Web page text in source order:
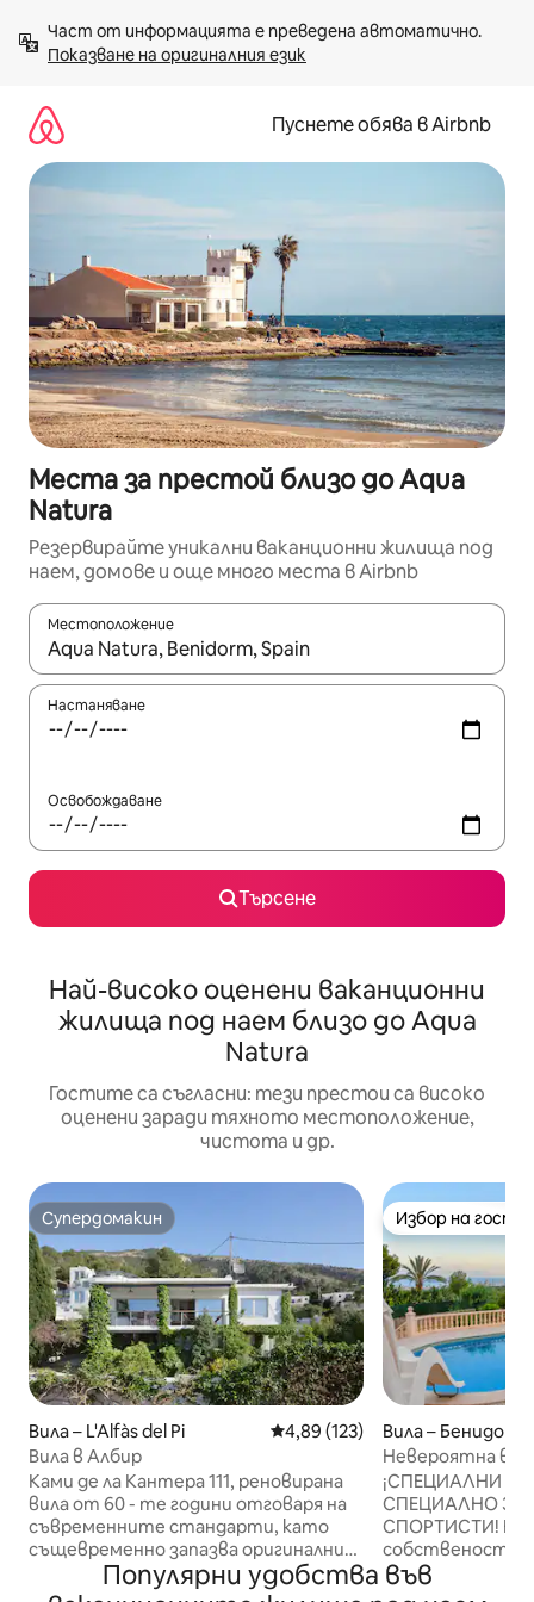
към
съдържанието
Показване на оригиналния език
Пуснете обява в Airbnb
Места за престой близо до Aqua
Natura
Резервирайте уникални ваканционни жилища под
наем, домове и още много места в Airbnb
Местоположение
Когато резултатите се покажат, използвайте
Настаняване
Освобождаване
Търсене
Най-високо оценени ваканционни
жилища под наем близо до Aqua
Natura
Гостите са съгласни: тези престои са високо
оценени заради тяхното местоположение,
чистота и др.
Супердомакин
Супердомакин
Вила – L'Alfàs del Pi Средна оценка: 4,89 от 5,
4,89 (123)
Вила в Албир
Ками де ла Кантера 111, реновирана
вила от 60 - те години отговаря на
съвременните стандарти, като
същевременно запазва оригиналния
си стил. Насладете се на гледката
към долината Алгар, частния басейн
Избор на
Избор на
Вила – Бенидорм
Невероятна
¡СПЕЦИАЛНИ
СПЕЦИАЛНО ЗА
СПОРТИСТИ! Вила Въртележката е
собственост на
могат да се
разполага със
Популярни удобства във